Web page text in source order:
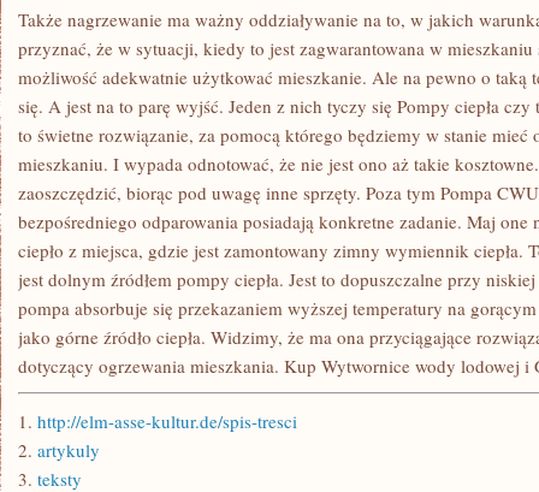
SOBIE
SPRAWĘ
TEGO…
Także nagrzewanie ma ważny oddziaływanie na to, w jakich
przyznać, że w sytuacji, kiedy to jest zagwarantowana w
możliwość adekwatnie użytkować mieszkanie. Ale na pewno o taką
się. A jest na to parę wyjść. Jeden z nich tyczy się Pompy ciepła czy
to świetne rozwiązanie, za pomocą którego będziemy w stanie mieć
mieszkaniu. I wypada odnotować, że nie jest ono aż takie
zaoszczędzić, biorąc pod uwagę inne sprzęty. Poza tym Pompa
bezpośredniego odparowania posiadają konkretne zadanie. Maj one
ciepło z miejsca, gdzie jest zamontowany zimny wymiennik ciepła.
jest dolnym źródłem pompy ciepła. Jest to dopuszczalne przy
pompa absorbuje się przekazaniem wyższej temperatury na
jako górne źródło ciepła. Widzimy, że ma ona przyciągające
dotyczący ogrzewania mieszkania. Kup Wytwornice wody lodowej i
1. http://elm-asse-kultur.de/spis-tresci
2. artykuly
3. teksty